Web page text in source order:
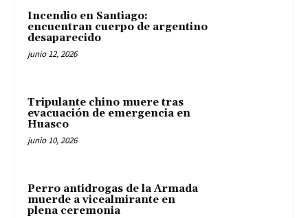
Incendio en Santiago:
encuentran cuerpo de argentino
desaparecido
junio 12, 2026
Tripulante chino muere tras
evacuación de emergencia en
Huasco
junio 10, 2026
Perro antidrogas de la Armada
muerde a vicealmirante en
plena ceremonia